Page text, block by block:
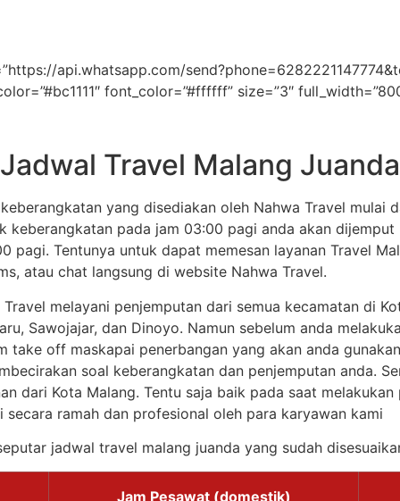
api.whatsapp.com/
font_color=”#ffffff” size=”3″
Jadwal Travel Malang Juanda
yang disediakan oleh Nahwa Travel mulai
keberangkatan pada jam 03:00 pagi anda akan
pagi. Tentunya untuk dapat memesan layanan Travel
atau chat langsung di website Nahwa Travel.
melayani penjemputan dari semua kecamatan di
Sawojajar, dan Dinoyo. Namun sebelum anda
take off maskapai penerbangan yang akan anda
soal keberangkatan dan penjemputan anda.
dari Kota Malang. Tentu saja baik pada saat
ramah dan profesional oleh para karyawan kami
jadwal travel malang juanda yang sudah
Jam Pesawat (domestik)